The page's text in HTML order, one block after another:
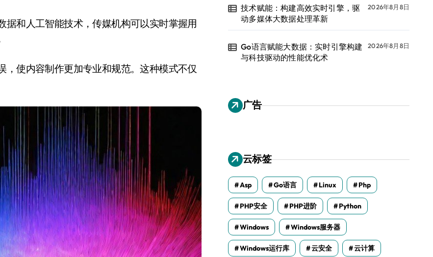
和人工智能技术，传媒机构可以实时掌握用
使内容制作更加专业和规范。这种模式不仅
技术赋能：构建高效实时引擎，驱
动多媒体大数据处理革新
2026年8月8日
Go语言赋能大数据：实时引擎构建
与科技驱动的性能优化术
2026年8月8日
广告
云标签
Asp Go语言 Linux Php
PHP安全 PHP进阶 Python
Windows Windows服务器
Windows运行库 云安全 云计算